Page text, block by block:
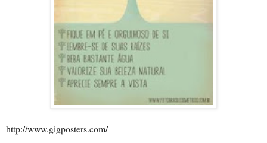
http://www.gigposters.com/